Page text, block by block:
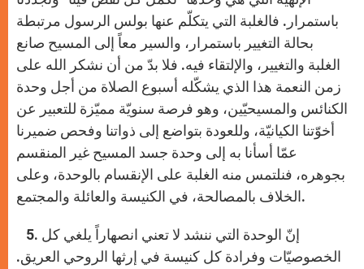
باستمرار. فالغلبة التي يتكلّم عنها بولس الرسول مرتبطة
بحالة التغيير باستمرار، والسير معاً إلى المسيح صانع
الغلبة والتغيير، والإلتقاء فيه. فلا بدّ من أن نشكر الله على
زمن النعمة هذا الذي يشكّله أسبوع الصلاة من أجل وحدة
الكنائس والمسيحيّين، وهو فرصة سنويّة مميّزة للتعبير عن
أخوّتنا الكيانيّة، وللعودة بتواضع إلى ذواتنا وفحص ضميرنا
عمّا أسأنا به إلى وحدة جسد المسيح غير المنقسم
بجوهره، فنلتمس منه الغلبة على الإنقسام بالوحدة، وعلى
الخلاف بالمصالحة، في الكنيسة والعائلة والمجتمع.
5. إنّ الوحدة التي ننشد لا تعني انصهاراً يلغي كل
الخصوصيّات وفرادة كل كنيسة في إرثها الروحي العريق.